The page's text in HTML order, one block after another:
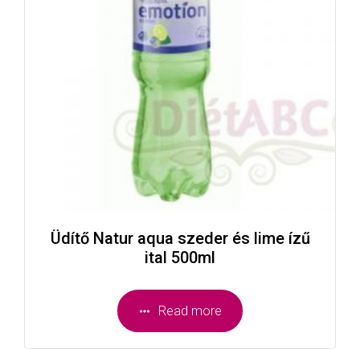
Üdítő Natur aqua szeder és lime ízű
ital 500ml
Read more